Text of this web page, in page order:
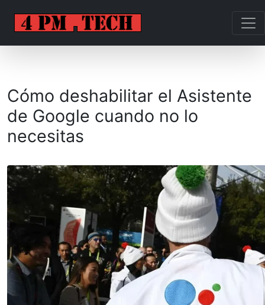
Cómo deshabilitar el Asistente
de Google cuando no lo
necesitas